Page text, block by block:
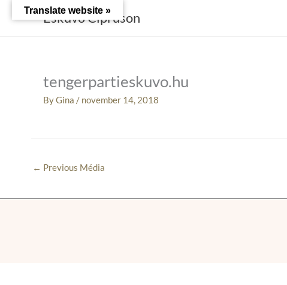
content
Esküvő Cipruson
tengerpartieskuvo.hu
ByGina / november 14, 2018
← Previous Média
Translate website »